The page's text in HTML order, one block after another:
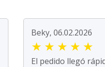
Beky, 06.02.2026
★ ★ ★ ★ ★
El pedido llegó